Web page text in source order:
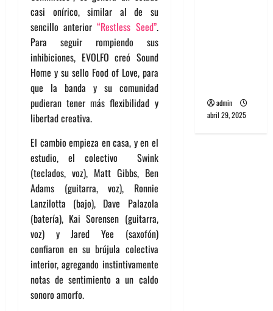
casi onírico, similar al de su
sencillo anterior“Restless Seed”.
Para seguir rompiendo sus
inhibiciones, EVOLFO creó Sound
Home y su sello Food of Love, para
que la banda y su comunidad
pudieran tener más flexibilidad y
libertad creativa.
El cambio empieza en casa, y en el
estudio, el colectivo Swink
(teclados, voz), Matt Gibbs, Ben
Adams (guitarra, voz), Ronnie
Lanzilotta (bajo), Dave Palazola
(batería), Kai Sorensen (guitarra,
voz) y Jared Yee (saxofón)
confiaron en su brújula colectiva
interior, agregando instintivamente
notas de sentimiento a un caldo
sonoro amorfo.
admin
abril 29, 2025